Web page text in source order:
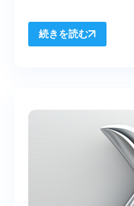
続きを読む